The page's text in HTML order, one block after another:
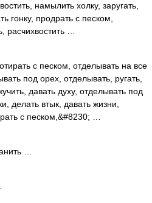
намылить холку, заругать,
гонку, продрать с песком,
расчихвостить …
с песком, отделывать на все
под орех, отделывать, ругать,
давать духу, отделывать под
делать втык, давать жизни,
с песком,&#8230; …
…